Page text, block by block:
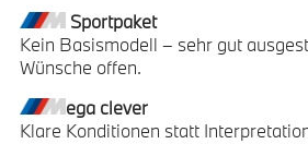
Sportpaket
Kein Basismodell – sehr gut
Wünsche offen.
ega clever
Klare Konditionen statt